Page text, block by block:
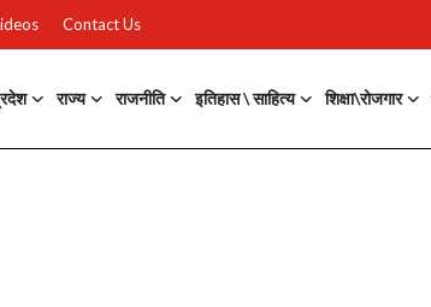
Contact Us
राज्य राजनीति इतिहास \ साहित्य शिक्षा\रोजगार